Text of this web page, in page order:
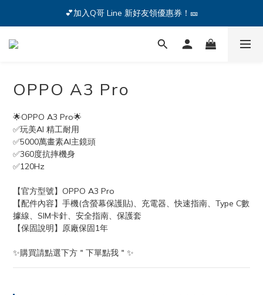
🔥iPhone 17 全系列熱銷中🔥點我購買 — !
💕加入Q哥 Line 新好友領優惠券！🎫
🔥iPhone 17 全系列熱銷中🔥點我購買 — !
OPPO A3 Pro
🌟OPPO A3 Pro🌟
✅玩美AI 精工耐用
✅5000萬畫素AI主鏡頭
✅360度抗摔機身
✅120Hz
【官方型號】OPPO A3 Pro
【配件內容】手機(含螢幕保護貼)、充電器、快速指南、Type C數
據線、SIM卡針、安全指南、保護套
【保固說明】原廠保固1年
✨購買請點選下方＂下單點我＂✨